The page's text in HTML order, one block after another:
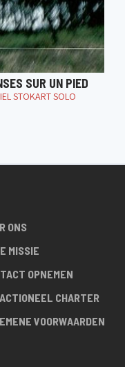
SUR UN PIED
STOKART SOLO
ONS
MISSIE
OPNEMEN
CHARTER
VOORWAARDEN